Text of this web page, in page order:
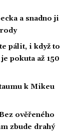
a snadno ji
pálit, i když to
pokuta až 150
k Mikeu
ověřeného
zbude drahý